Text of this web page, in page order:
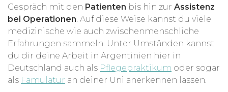
Gespräch mit den Patienten bis hin zur Assistenz
bei Operationen. Auf diese Weise kannst du viele
medizinische wie auch zwischenmenschliche
Erfahrungen sammeln. Unter Umständen kannst
du dir deine Arbeit in Argentinien hier in
Deutschland auch als Pflegepraktikum oder sogar
als Famulatur an deiner Uni anerkennen lassen.